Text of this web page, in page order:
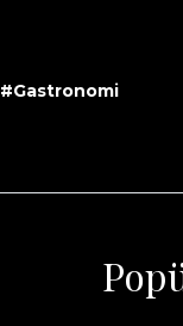
#Gastronomi